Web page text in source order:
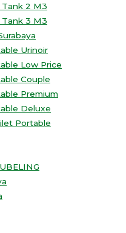
2 M3
3 M3
Urinoir
Low Price
Couple
Premium
Deluxe
Portable